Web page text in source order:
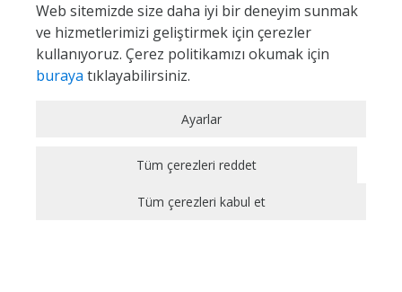
Daha az yakıt tüketen otomobiller için AR-GE'ye
yılda 10 milyon TL!
Web sitemizde size daha iyi bir deneyim sunmak
ve hizmetlerimizi geliştirmek için çerezler
kullanıyoruz. Çerez politikamızı okumak için
buraya tıklayabilirsiniz.
Zorunlu / Teknik Çerezler
özelliklerinden faydalanabilmek için kullanılan
olmadan, websitesinden sağlanan temel
Ayarlar
Tüm çerezleri reddet
Tüm çerezleri kabul et